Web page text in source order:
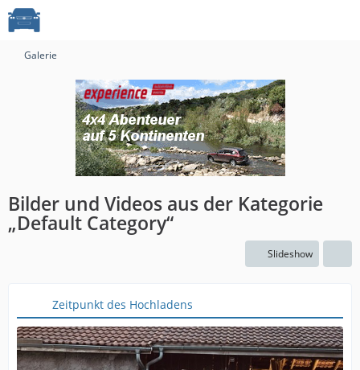
Galerie
Bilder und Videos aus der Kategorie
„Default Category“
Slideshow
Zeitpunkt des Hochladens